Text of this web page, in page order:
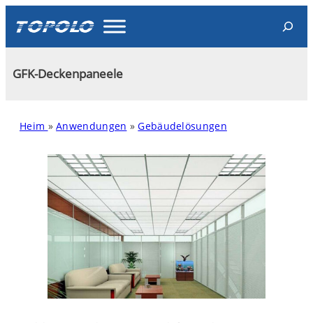
content
Search
GFK-Deckenpaneele
Heim »Anwendungen »Gebäudelösungen